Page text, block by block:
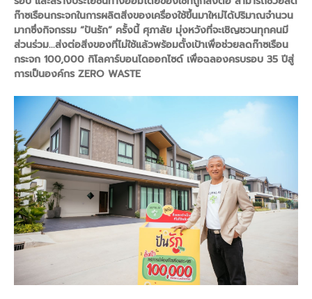
ก๊าซเรือนกระจกในการผลิตสิ่งของเครื่องใช้ขึ้นมาใหม่ได้ปริมาณจำนวน
มากซึ่งกิจกรรม “ปันรัก” ครั้งนี้ ศุภาลัย มุ่งหวังที่จะเชิญชวนทุกคนมี
ส่วนร่วม...ส่งต่อสิ่งของที่ไม่ใช้แล้วพร้อมตั้งเป้าเพื่อช่วยลดก๊าซเรือน
กระจก 100,000 กิโลคาร์บอนไดออกไซด์ เพื่อฉลองครบรอบ 35 ปีสู่
การเป็นองค์กร ZERO WASTE